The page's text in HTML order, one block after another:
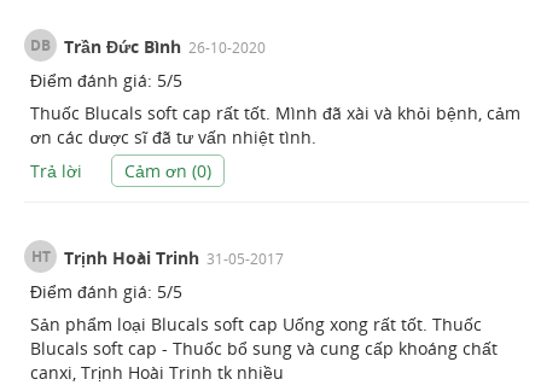
DB Trần Đức Bình 26-10-2020
Điểm đánh giá: 5/5
Thuốc Blucals soft cap rất tốt. Mình đã xài và khỏi bệnh, cảm
ơn các dược sĩ đã tư vấn nhiệt tình.
Trả lời
Cảm ơn (0)
HT Trịnh Hoài Trinh 31-05-2017
Điểm đánh giá: 5/5
Sản phẩm loại Blucals soft cap Uống xong rất tốt. Thuốc
Blucals soft cap - Thuốc bổ sung và cung cấp khoáng chất
canxi, Trịnh Hoài Trinh tk nhiều